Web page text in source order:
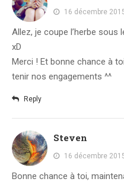
Young Adult
16 décembre
Allez, je coupe l’herbe sous
xD
Merci ! Et bonne chance à
tenir nos engagements ^^
Reply
Steven
16 décembre
Bonne chance à toi,